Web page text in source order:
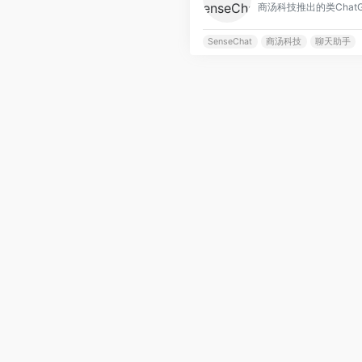
SenseChat 商汤科技 聊天助手